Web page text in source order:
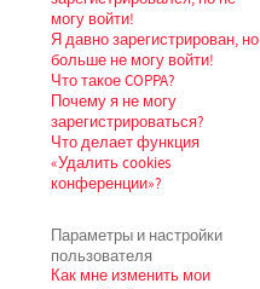
могу войти!
Я давно зарегистрирован, но
больше не могу войти!
Что такое COPPA?
Почему я не могу
зарегистрироваться?
Что делает функция
«Удалить cookies
конференции»?
Параметры и настройки
пользователя
Как мне изменить мои